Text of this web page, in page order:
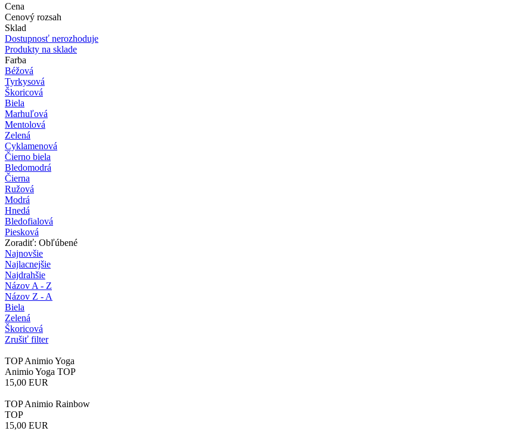
Cena
Cenový rozsah
Sklad
Dostupnosť nerozhoduje
Produkty na sklade
Farba
Béžová
Tyrkysová
Škoricová
Biela
Marhuľová
Mentolová
Zelená
Cyklamenová
Čierno biela
Bledomodrá
Čierna
Ružová
Modrá
Hnedá
Bledofialová
Piesková
Zoradiť: Obľúbené
Najnovšie
Najlacnejšie
Najdrahšie
Názov A - Z
Názov Z - A
Biela
Zelená
Škoricová
Zrušiť filter
TOP Animio Yoga
Animio Yoga TOP
15,00 EUR
TOP Animio Rainbow
TOP
15,00 EUR